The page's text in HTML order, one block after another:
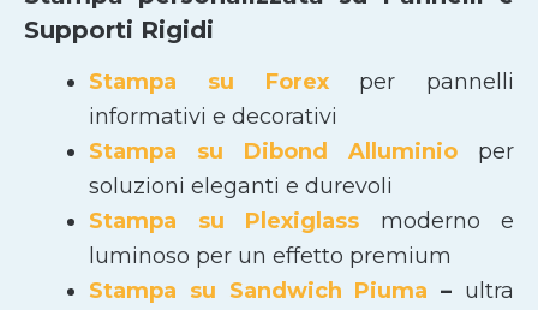
Supporti Rigidi
Stampa su Forexper pannelli
informativi e decorativi
Stampa su Dibond Alluminio per
soluzioni eleganti e durevoli
Stampa su Plexiglass moderno e
luminoso per un effetto premium
Stampa su Sandwich Piuma – ultra